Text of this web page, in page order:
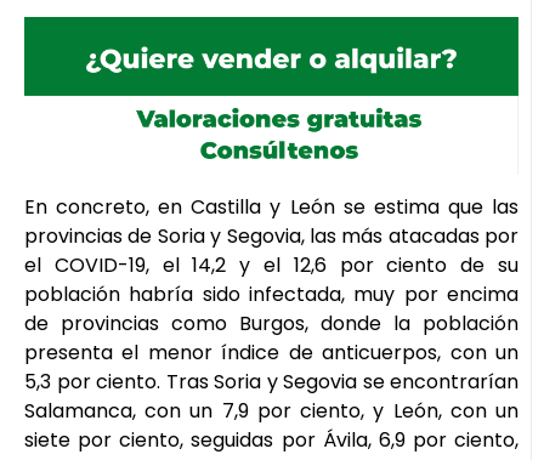
En concreto, en Castilla y León se estima que las
provincias de Soria y Segovia, las más atacadas por
el COVID-19, el 14,2 y el 12,6 por ciento de su
población habría sido infectada, muy por encima
de provincias como Burgos, donde la población
presenta el menor índice de anticuerpos, con un
5,3 por ciento. Tras Soria y Segovia se encontrarían
Salamanca, con un 7,9 por ciento, y León, con un
siete por ciento, seguidas por Ávila, 6,9 por ciento,